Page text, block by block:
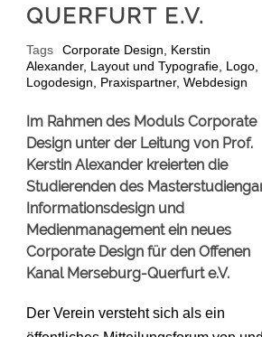
QUERFURT E.V.
Tags Corporate Design, Kerstin
Alexander, Layout und Typografie, Logo,
Logodesign, Praxispartner, Webdesign
Im Rahmen des Moduls Corporate
Design unter der Leitung von Prof.
Kerstin Alexander kreierten die
Studierenden des
Informationsdesign und
Medienmanagement ein neues
Corporate Design für den Offenen
Kanal Merseburg-Querfurt e.V.
Der Verein versteht sich als ein